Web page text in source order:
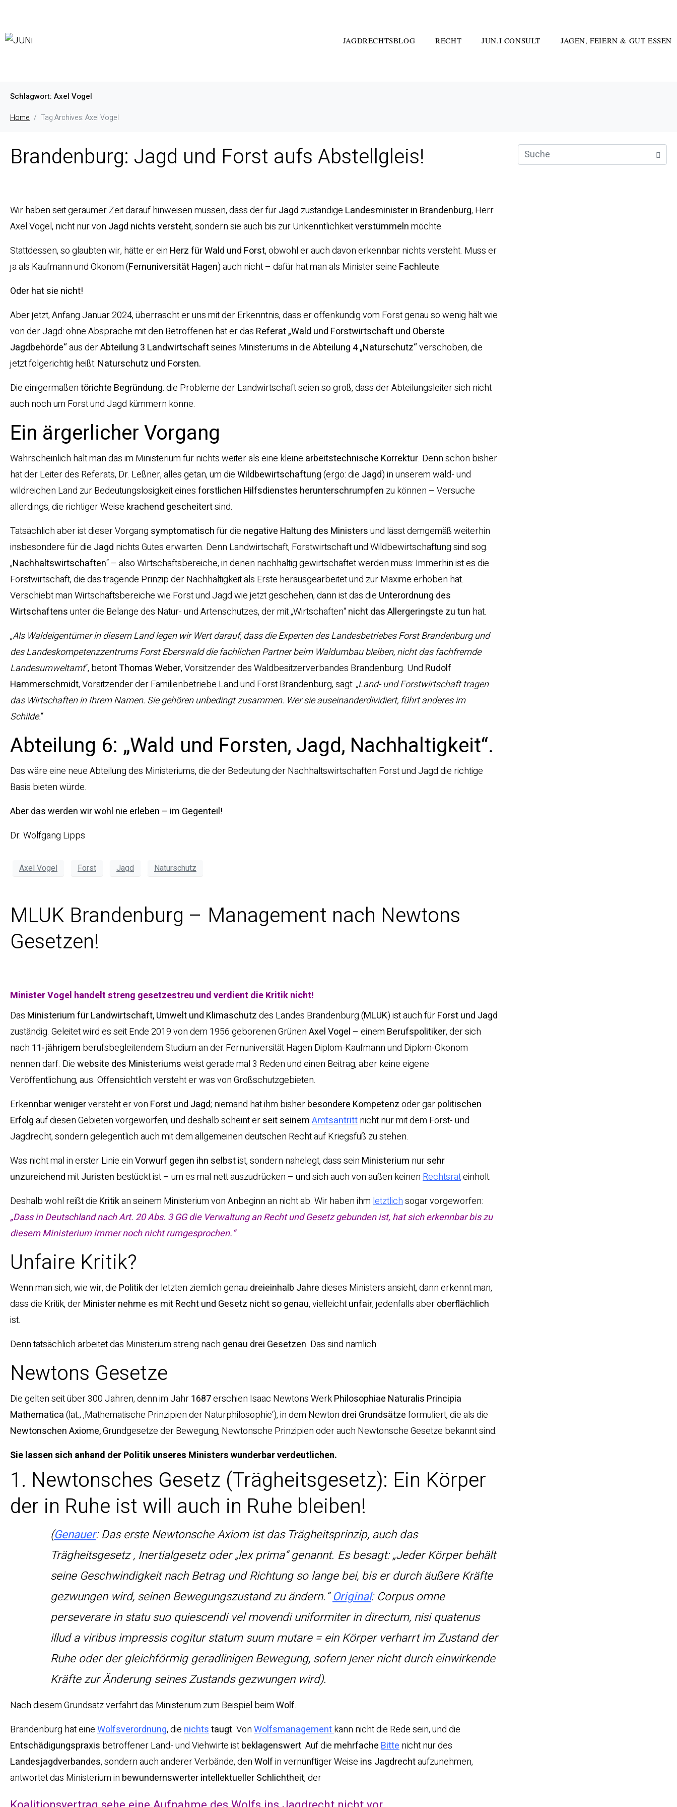
JAGDRECHTSBLOG RECHT JUN.I CONSULT JAGEN, FEIERN & GUT ESSEN
Schlagwort: Axel Vogel
Home Tag Archives: Axel Vogel
Brandenburg: Jagd und Forst aufs Abstellgleis!
Wir haben seit geraumer Zeit darauf hinweisen müssen, dass der fürJagd zuständige Landesminister in Brandenburg, Herr
Axel Vogel, nicht nur von Jagd nichts versteht, sondern sie auch bis zur Unkenntlichkeitverstümmelnmöchte.
Stattdessen, so glaubten wir, hätte er ein Herz für Wald und Forst, obwohl er auch davon erkennbar nichts versteht. Muss er
ja als Kaufmann und Ökonom (Fernuniversität Hagen) auch nicht – dafür hat man als Minister seine Fachleute.
Oder hat sie nicht!
Aber jetzt, Anfang Januar 2024, überrascht er uns mit der Erkenntnis, dass er offenkundig vom Forst genau so wenig hält wie
von der Jagd: ohne Absprache mit den Betroffenen hat er das Referat „Wald und Forstwirtschaft und Oberste
Jagdbehörde“aus derAbteilung 3 Landwirtschaftseines Ministeriums in dieAbteilung 4 „Naturschutz“verschoben, die
jetzt folgerichtig heißt: Naturschutz und Forsten.
Die einigermaßentörichte Begründung: die Probleme der Landwirtschaft seien so groß, dass der Abteilungsleiter sich nicht
auch noch um Forst und Jagd kümmern könne.
Ein ärgerlicher Vorgang
Wahrscheinlich hält man das im Ministerium für nichts weiter als eine kleine arbeitstechnische Korrektur. Denn schon bisher
hat der Leiter des Referats, Dr. Leßner, alles getan, um dieWildbewirtschaftung(ergo: die Jagd) in unserem wald- und
wildreichen Land zur Bedeutungslosigkeit einesforstlichen Hilfsdienstes herunterschrumpfen zu können – Versuche
allerdings, die richtiger Weise krachend gescheitertsind.
Tatsächlich aber ist dieser Vorgang symptomatischfür die negative Haltung des Ministersund lässt demgemäß weiterhin
insbesondere für die Jagd nichts Gutes erwarten. Denn Landwirtschaft, Forstwirtschaft und Wildbewirtschaftung sind sog.
„Nachhaltswirtschaften“ – also Wirtschaftsbereiche, in denen nachhaltig gewirtschaftet werden muss: Immerhin ist es die
Forstwirtschaft, die das tragende Prinzip der Nachhaltigkeit als Erste herausgearbeitet und zur Maxime erhoben hat.
Verschiebt man Wirtschaftsbereiche wie Forst und Jagd wie jetzt geschehen, dann ist das die Unterordnung des
Wirtschaftensunter die Belange des Natur- und Artenschutzes, der mit „Wirtschaften“nicht das Allergeringste zu tun hat.
„Als Waldeigentümer in diesem Land legen wir Wert darauf, dass die Experten des Landesbetriebes Forst Brandenburg und
des Landeskompetenzzentrums Forst Eberswald die fachlichen Partner beim Waldumbau bleiben, nicht das fachfremde
Landesumweltamt“, betontThomas Weber, Vorsitzender des Waldbesitzerverbandes Brandenburg. Und Rudolf
Hammerschmidt, Vorsitzender der Familienbetriebe Land und Forst Brandenburg, sagt:„Land- und Forstwirtschaft tragen
das Wirtschaften in Ihrem Namen. Sie gehören unbedingt zusammen. Wer sie auseinanderdividiert, führt anderes im
Schilde.“
Abteilung 6: „Wald und Forsten, Jagd, Nachhaltigkeit“.
Das wäre eine neue Abteilung des Ministeriums, die der Bedeutung der Nachhaltswirtschaften Forst und Jagd die richtige
Basis bieten würde.
Aber das werden wir wohl nie erleben – im Gegenteil!
Dr. Wolfgang Lipps
Axel Vogel Forst Jagd Naturschutz
MLUK Brandenburg – Management nach Newtons
Gesetzen!
Minister Vogel handelt streng gesetzestreu und verdient die Kritik nicht!
Das Ministerium für Landwirtschaft, Umwelt und Klimaschutzdes Landes Brandenburg (MLUK) ist auch fürForst und Jagd
zuständig. Geleitet wird es seit Ende 2019 von dem 1956 geborenen GrünenAxel Vogel – einem Berufspolitiker, der sich
nach 11-jährigem berufsbegleitendem Studium an der Fernuniversität Hagen Diplom-Kaufmann und Diplom-Ökonom
nennen darf. Diewebsite des Ministeriumsweist gerade mal 3 Reden und einen Beitrag, aber keine eigene
Veröffentlichung, aus. Offensichtlich versteht er was von Großschutzgebieten.
Erkennbarwenigerversteht er von Forstund Jagd; niemand hat ihm bisherbesondere Kompetenzoder garpolitischen
Erfolgauf diesen Gebieten vorgeworfen, und deshalb scheint erseit seinemAmtsantrittnicht nur mit dem Forst- und
Jagdrecht, sondern gelegentlich auch mit dem allgemeinen deutschen Recht auf Kriegsfuß zu stehen.
Was nicht mal in erster Linie einVorwurf gegen ihn selbstist, sondern nahelegt, dass sein Ministerium nursehr
unzureichendmitJuristen bestückt ist – um es mal nett auszudrücken – und sich auch von außen keinenRechtsrateinholt.
Deshalb wohl reißt die Kritikan seinem Ministerium von Anbeginn an nicht ab. Wir haben ihmletztlichsogar vorgeworfen:
„Dass in Deutschland nach Art. 20 Abs. 3 GG die Verwaltung an Recht und Gesetz gebunden ist, hat sich erkennbar bis zu
diesem Ministerium immer noch nicht rumgesprochen.“
Unfaire Kritik?
Wenn man sich, wie wir, die Politikder letzten ziemlich genau dreieinhalb Jahredieses Ministers ansieht, dann erkennt man,
dass die Kritik, derMinister nehme es mit Recht und Gesetz nicht so genau, vielleichtunfair, jedenfalls aberoberflächlich
ist.
Denn tatsächlich arbeitet das Ministerium streng nach genau drei Gesetzen. Das sind nämlich
Newtons Gesetze
Die gelten seit über 300 Jahren, denn im Jahr1687erschien Isaac Newtons WerkPhilosophiae Naturalis Principia
Mathematica(lat.; ‚Mathematische Prinzipien der Naturphilosophie‘), in dem Newton drei Grundsätzeformuliert, die als die
Newtonschen Axiome,Grundgesetze der Bewegung, Newtonsche Prinzipien oder auch Newtonsche Gesetze bekannt sind.
Sie lassen sich anhand der Politik unseres Ministers wunderbar verdeutlichen.
1. Newtonsches Gesetz (Trägheitsgesetz): Ein Körper
der in Ruhe ist will auch in Ruhe bleiben!
(Genauer: Das erste Newtonsche Axiom ist das Trägheitsprinzip, auch das
Trägheitsgesetz , Inertialgesetz oder „lex prima“ genannt. Es besagt: „Jeder Körper behält
seine Geschwindigkeit nach Betrag und Richtung so lange bei, bis er durch äußere Kräfte
gezwungen wird, seinen Bewegungszustand zu ändern.“Original: Corpus omne
perseverare in statu suo quiescendi vel movendi uniformiter in directum, nisi quatenus
illud a viribus impressis cogitur statum suum mutare = ein Körper verharrt im Zustand der
Ruhe oder der gleichförmig geradlinigen Bewegung, sofern jener nicht durch einwirkende
Kräfte zur Änderung seines Zustands gezwungen wird).
Nach diesem Grundsatz verfährt das Ministerium zum Beispiel beimWolf.
Brandenburg hat eineWolfsverordnung, dienichtstaugt. VonWolfsmanagementkann nicht die Rede sein, und die
Entschädigungspraxis betroffener Land- und Viehwirte istbeklagenswert. Auf die mehrfacheBittenicht nur des
Landesjagdverbandes, sondern auch anderer Verbände, denWolfin vernünftiger Weise ins Jagdrechtaufzunehmen,
antwortet das Ministerium in bewundernswerter intellektueller Schlichtheit, der